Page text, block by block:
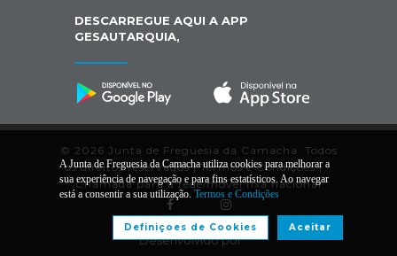
DESCARREGUE AQUI A APP
GESAUTARQUIA,
© 2026 Junta de Freguesia da Camacha. Todos
os direitos reservados |Termos e Condições|*
Chamada para a rede/móvel fixa nacional
Desenvolvido por:
A Junta de Freguesia da Camacha utiliza cookies para melhorar a
sua experiência de navegação e para fins estatísticos. Ao navegar
está a consentir a sua utilização. Termos e Condições
Aceitar
Definiçoes de Cookies